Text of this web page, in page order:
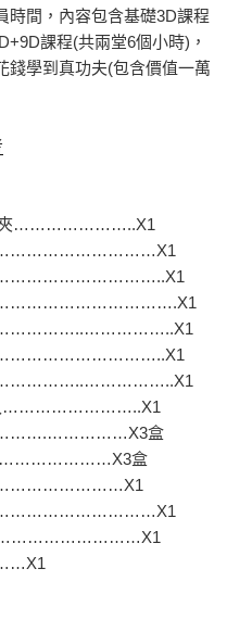
時間，內容包含基礎3D課程
課程(共兩堂6個小時)，
錢學到真功夫(包含價值一萬
花夾…………………..X1
………………………………X1
……………………………..X1
…………………..……………..X1
2入……………………..X1
盒
盒
……………………………X1
5g………………………X1